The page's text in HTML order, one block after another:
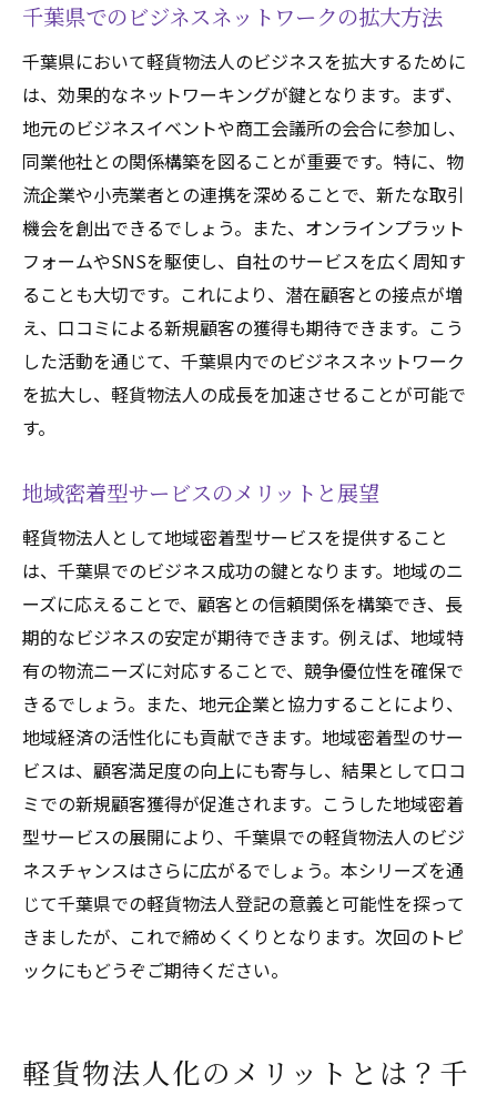
資金調達の幅を広げる千葉県での軽貨物法人化
のすすめ
法人化による銀行融資の活用法
クラウドファンディングを利用した資金調
達
千葉県での公的補助金の獲得戦略
法人化がもたらす投資家からの資金調達
資金調達に役立つビジネスプラン作成
資金運用の最適化と安定経営の実現
千葉県軽貨物法人登記がもたらす未来のビジネ
スチャンス
千葉県での新技術導入による市場開拓
地域創生に貢献するサービス提供の可能性
次世代物流ネットワークの構築と法人化
法人化による国際市場進出への挑戦
千葉県でのビジネスネットワークの拡大方法
千葉県において軽貨物法人のビジネスを拡大するために
は、効果的なネットワーキングが鍵となります。まず、
地元のビジネスイベントや商工会議所の会合に参加し、
同業他社との関係構築を図ることが重要です。特に、物
流企業や小売業者との連携を深めることで、新たな取引
機会を創出できるでしょう。また、オンラインプラット
フォームやSNSを駆使し、自社のサービスを広く周知す
ることも大切です。これにより、潜在顧客との接点が増
え、口コミによる新規顧客の獲得も期待できます。こう
した活動を通じて、千葉県内でのビジネスネットワーク
を拡大し、軽貨物法人の成長を加速させることが可能で
す。
地域密着型サービスのメリットと展望
軽貨物法人として地域密着型サービスを提供すること
は、千葉県でのビジネス成功の鍵となります。地域のニ
ーズに応えることで、顧客との信頼関係を構築でき、長
期的なビジネスの安定が期待できます。例えば、地域特
有の物流ニーズに対応することで、競争優位性を確保で
きるでしょう。また、地元企業と協力することにより、
地域経済の活性化にも貢献できます。地域密着型のサー
ビスは、顧客満足度の向上にも寄与し、結果として口コ
ミでの新規顧客獲得が促進されます。こうした地域密着
型サービスの展開により、千葉県での軽貨物法人のビジ
ネスチャンスはさらに広がるでしょう。本シリーズを通
じて千葉県での軽貨物法人登記の意義と可能性を探って
きましたが、これで締めくくりとなります。次回のトピ
ックにもどうぞご期待ください。
軽貨物法人化のメリットとは？千